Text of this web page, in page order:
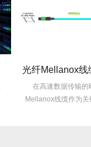
在高速数据传输的
Mellanox线缆作为关